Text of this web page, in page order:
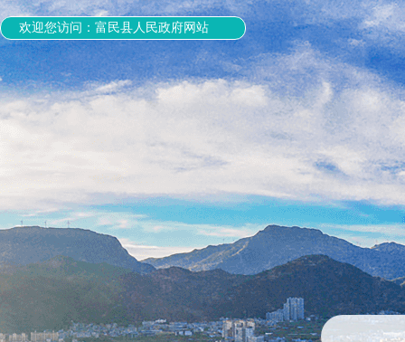
欢迎您访问：富民县人民政府网站